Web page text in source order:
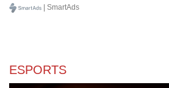
Âm nhạc | SmartAds
ESPORTS